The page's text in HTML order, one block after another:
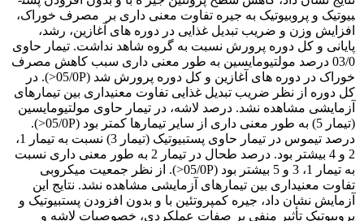
بیوتیک و پروبیوتیک به جیره تفاوت معنی داری بر مصرف خوراک،
افزایش وزن و ضریب تبدیل غذایی در دوره های آغازین، رشد،
پایانی و کل دوره پرورش نسبت به گروه شاهد نداشت. تیمار حاوی
03/0 درصد مولتیو­مایسین به طور معنی داری سبب کاهش مصرف
خوراک در دوره های آغازین و کل دوره پرورش شد (05/0P<). در
کل دوره از نظر ضریب تبدیل غذایی تفاوت معنی­داری بین تیمارهای
آزمایشی مشاهده نشد. درصد لاشه، در تیمار حاوی مولتیومایسین
(تیمار 5) به طور معنی داری از سایر تیمارها کمتر بود (05/0P<).
درصد تیموس در تیمار حاوی پست­بیوتیک (تیمار 3) نسبت به تیمار 1،
2 و 4 بیشتر بود. درصد طحال در تیمار 2 به طور معنی داری نسبت
به تیمار 1، 3 و 5 بیشتر بود (05/0P<). از نظر جمعیت میکروبی
تفاوت معنی­داری بین تیمارهای آزمایشی مشاهده نشد. نتایج این
آزمایش نشان داد، جیره کم­پروتئین با و بدون افزودن پست­بیوتیک و
پروبیوتیک تأثیر منفی بر صفات عملکردی، خصوصیات لاشه و